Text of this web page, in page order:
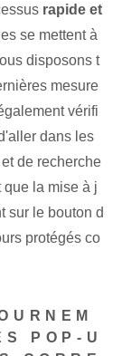
rapide et
se mettent à
disposons t
mesure
vérifi
dans les
de recherche
que la mise à j
sur le bouton d
protégés co
POP-U